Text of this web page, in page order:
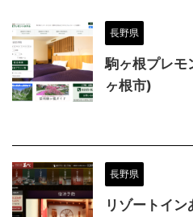
長野県
駒ヶ根プレモ
ヶ根市)
長野県
リゾートイ